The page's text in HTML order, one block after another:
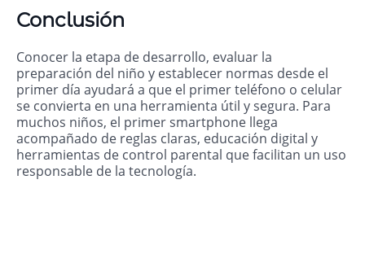
Conclusión
Conocer la etapa de desarrollo, evaluar la
preparación del niño y establecer normas desde el
primer día ayudará a que el primer teléfono o celular
se convierta en una herramienta útil y segura. Para
muchos niños, el primer smartphone llega
acompañado de reglas claras, educación digital y
herramientas de control parental que facilitan un uso
responsable de la tecnología.